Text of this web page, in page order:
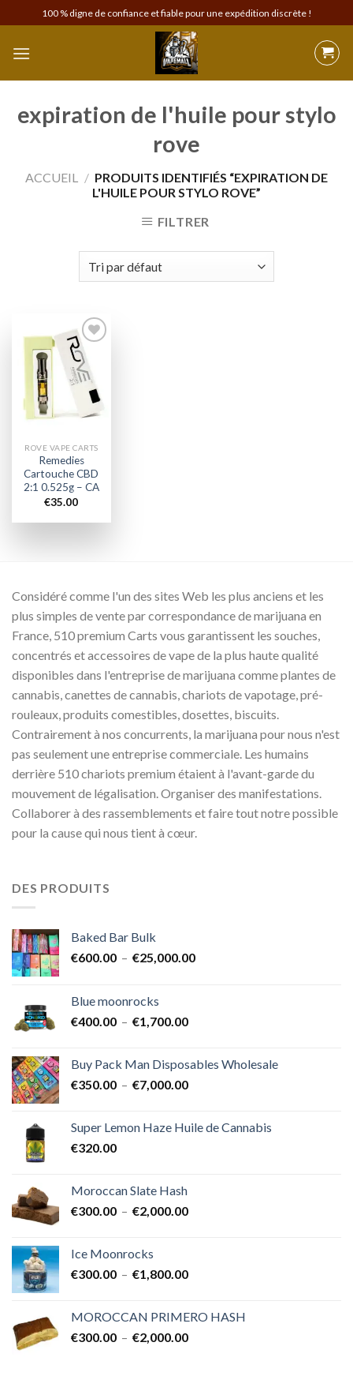
to
content
100 % digne de confiance et fiable pour une expédition discrète !
expiration de l'huile pour stylo
rove
ACCUEIL / PRODUITS IDENTIFIÉS “EXPIRATION DE
L'HUILE POUR STYLO ROVE”
FILTRER
Add to
wishlist
ROVE VAPE CARTS
Remedies
Cartouche CBD
2:1 0.525g – CA
€35.00
Considéré comme l'un des sites Web les plus anciens et les
plus simples de vente par correspondance de marijuana en
France, 510 premium Carts vous garantissent les souches,
concentrés et accessoires de vape de la plus haute qualité
disponibles dans l'entreprise de marijuana comme plantes de
cannabis, canettes de cannabis, chariots de vapotage, pré-
rouleaux, produits comestibles, dosettes, biscuits.
Contrairement à nos concurrents, la marijuana pour nous n'est
pas seulement une entreprise commerciale. Les humains
derrière 510 chariots premium étaient à l'avant-garde du
mouvement de légalisation. Organiser des manifestations.
Collaborer à des rassemblements et faire tout notre possible
pour la cause qui nous tient à cœur.
DES PRODUITS
Baked Bar Bulk
€600.00 – €25,000.00Plage
Blue moonrocks
€400.00 – €1,700.00Plage
€400.00
à
Buy Pack Man Disposables Wholesale
€350.00 – €7,000.00Plage
€350.00
Super Lemon Haze Huile de Cannabis
€320.00
Moroccan Slate Hash
€300.00 – €2,000.00Plage
à
Ice Moonrocks
€300.00 – €1,800.00Plage
€300.00
à
MOROCCAN PRIMERO HASH
€300.00 – €2,000.00Plage